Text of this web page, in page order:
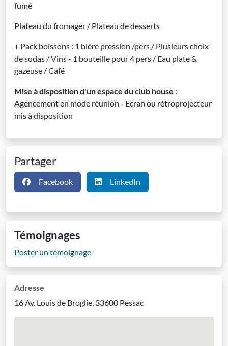
fumé
Plateau du fromager / Plateau de desserts
+ Pack boissons : 1 bière pression /pers / Plusieurs choix
de sodas / Vins - 1 bouteille pour 4 pers / Eau plate &
gazeuse / Café
Mise à disposition d'un espace du club house :
Agencement en mode réunion - Ecran ou rétroprojecteur
mis à disposition
Partager
Facebook LinkedIn
Témoignages
Poster un témoignage
Adresse
16 Av. Louis de Broglie, 33600 Pessac